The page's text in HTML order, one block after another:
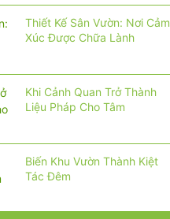
Thiết Kế Sân Vườn: Nơi Cảm
Xúc Được Chữa Lành
Khi Cảnh Quan Trở Thành
Liệu Pháp Cho Tâm
Biến Khu Vườn Thành Kiệt
Tác Đêm